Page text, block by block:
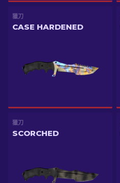
獵刀
CASE HARDENED
獵刀
SCORCHED